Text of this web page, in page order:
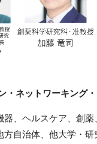
・ネットワーキング
器、ヘルスケア、創
自治体、他大学・